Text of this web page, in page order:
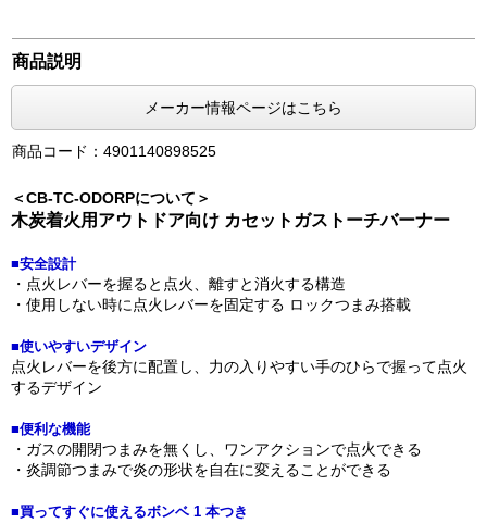
商品説明
メーカー情報ページはこちら
商品コード：4901140898525
＜CB-TC-ODORPについて＞
木炭着火用アウトドア向け カセットガストーチバーナー
■安全設計
・点火レバーを握ると点火、離すと消火する構造
・使用しない時に点火レバーを固定する ロックつまみ搭載
■使いやすいデザイン
点火レバーを後方に配置し、力の入りやすい手のひらで握って点火
するデザイン
■便利な機能
・ガスの開閉つまみを無くし、ワンアクションで点火できる
・炎調節つまみで炎の形状を自在に変えることができる
■買ってすぐに使えるボンベ 1 本つき